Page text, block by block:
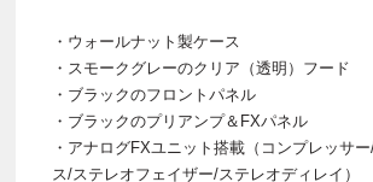
・ウォールナット製ケース
・スモークグレーのクリア（透明）フード
・ブラックのフロントパネル
・ブラックのプリアンプ＆FXパネル
・アナログFXユニット搭載（コンプレッサ
ス/ステレオフェイザー/ステレオディレイ）